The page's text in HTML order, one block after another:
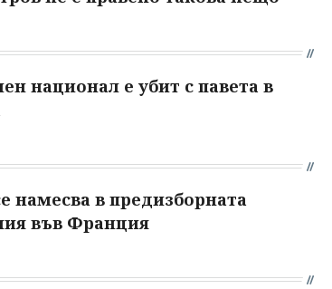
национал е убит с павета в
намесва в предизборната
във Франция